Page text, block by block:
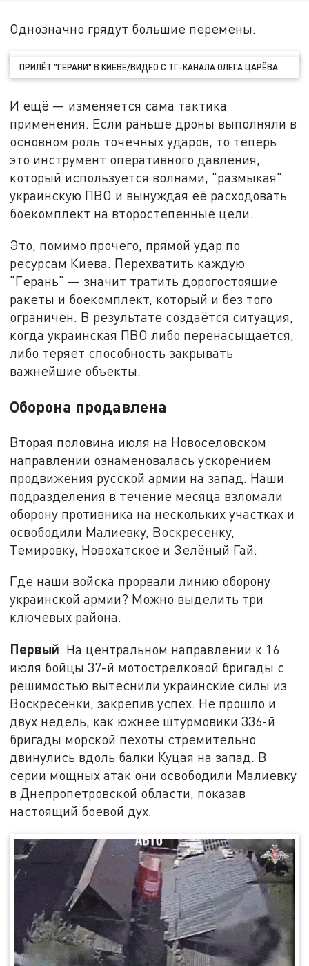
Однозначно грядут большие перемены.
ПРИЛЁТ "ГЕРАНИ" В КИЕВЕ/ВИДЕО С ТГ-КАНАЛА ОЛЕГА ЦАРЁВА
И ещё — изменяется сама тактика
применения. Если раньше дроны выполняли в
основном роль точечных ударов, то теперь
это инструмент оперативного давления,
который используется волнами, "размыкая"
украинскую ПВО и вынуждая её расходовать
боекомплект на второстепенные цели.
Это, помимо прочего, прямой удар по
ресурсам Киева. Перехватить каждую
"Герань" — значит тратить дорогостоящие
ракеты и боекомплект, который и без того
ограничен. В результате создаётся ситуация,
когда украинская ПВО либо перенасыщается,
либо теряет способность закрывать
важнейшие объекты.
Оборона продавлена
Вторая половина июля на Новоселовском
направлении ознаменовалась ускорением
продвижения русской армии на запад. Наши
подразделения в течение месяца взломали
оборону противника на нескольких участках и
освободили Малиевку, Воскресенку,
Темировку, Новохатское и Зелёный Гай.
Где наши войска прорвали линию оборону
украинской армии? Можно выделить три
ключевых района.
Первый. На центральном направлении к 16
июля бойцы 37-й мотострелковой бригады с
решимостью вытеснили украинские силы из
Воскресенки, закрепив успех. Не прошло и
двух недель, как южнее штурмовики 336-й
бригады морской пехоты стремительно
двинулись вдоль балки Куцая на запад. В
серии мощных атак они освободили Малиевку
в Днепропетровской области, показав
настоящий боевой дух.